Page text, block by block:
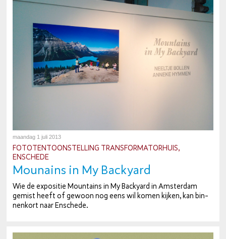
maandag 1 juli 2013
FO­TO­TEN­TOON­STEL­LING TRANS­FOR­MA­TOR­HUIS,
ENSCHEDE
Mounains in My Backyard
Wie de expositie Mountains in My Backyard in Amsterdam
gemist heeft of gewoon nog eens wil komen kijken, kan bin­
nen­kort naar Enschede.